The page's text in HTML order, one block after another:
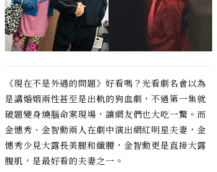
《現在不是外遇的問題》好看嗎？光看劇名會以為
是講婚姻兩性甚至是出軌的狗血劇，不過第一集就
破題變身燒腦命案現場，讓網友們也大吃一驚。而
金憓秀、金智勳兩人在劇中演出網紅明星夫妻，金
憓秀少見大露長美腿和纖腰，金智勳更是直接大露
腹肌，是最好看的夫妻之一。